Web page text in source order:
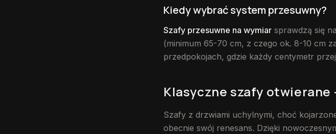
Kiedy wybrać system przesuwny?
Szafy przesuwne na wymiar sprawdzą się
(minimum 65-70 cm, z czego ok. 8-10 cm
przedpokojach, gdzie każdy centymetr
Klasyczne szafy otwierane
Szafy z drzwiami uchylnymi, choć
obecnie swój renesans. Dzięki